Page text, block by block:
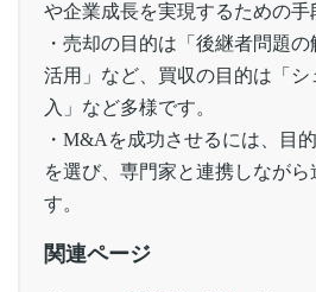
や企業成長を実現するための手
・売却の目的は「後継者問題
活用」など、買収の目的は「
入」など多様です。
・M&Aを成功させるには、目
を選び、専門家と連携しなが
す。
関連ページ